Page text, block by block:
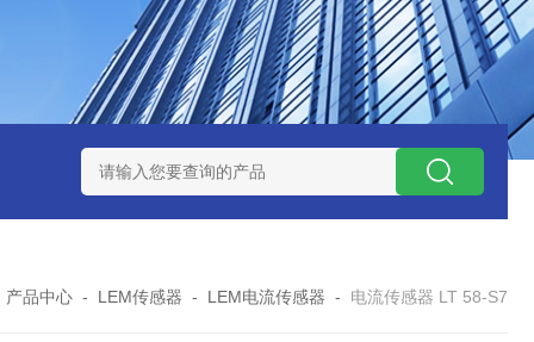
开关电源MMK150S-24 MMK150S-12 MMK320S-12
产品中心 - LEM传感器 - LEM电流传感器 - 电流传感器 LT 58-S7